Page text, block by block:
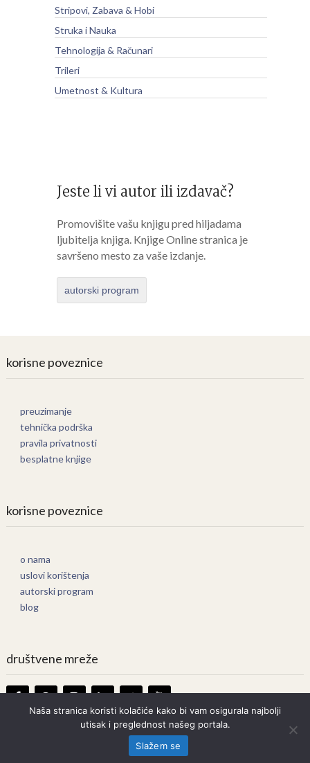
Stripovi, Zabava & Hobi
Struka i Nauka
Tehnologija & Računari
Trileri
Umetnost & Kultura
Jeste li vi autor ili izdavač?
Promovišite vašu knjigu pred hiljadama
ljubitelja knjiga. Knjige Online stranica je
savršeno mesto za vaše izdanje.
autorski program
korisne poveznice
preuzimanje
tehnička podrška
pravila privatnosti
besplatne knjige
korisne poveznice
o nama
uslovi korištenja
autorski program
blog
društvene mreže
Knjige OnlineCopyright © 2026.
Prava zadržana. Bilo kakvo kopiranje strogo zabranjeno.
Naša stranica koristi kolačiće kako bi vam osigurala najbolji
utisak i preglednost našeg portala.
Slažem se